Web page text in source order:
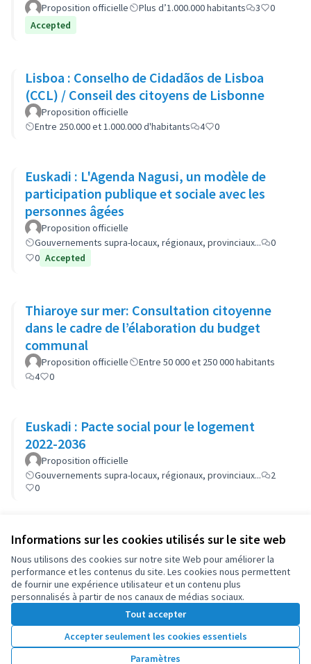
Informations sur les cookies utilisés sur le site web
Nous utilisons des cookies sur notre site Web pour améliorer la
performance et les contenus du site. Les cookies nous permettent
de fournir une expérience utilisateur et un contenu plus
personnalisés à partir de nos canaux de médias sociaux.
Tout accepter
Accepter seulement les cookies essentiels
Paramètres
Proposition officielle Plus d’1.000.000 habitants 3
0
Accepted
Lisboa : Conselho de Cidadãos de Lisboa
(CCL) / Conseil des citoyens de Lisbonne
Proposition officielle
Entre 250.000 et 1.000.000 d'habitants
4 0
Euskadi : L'Agenda Nagusi, un modèle de
participation publique et sociale avec les
personnes âgées
Proposition officielle
Gouvernements supra-locaux, régionaux, provinciaux...
0
0 Accepted
Thiaroye sur mer: Consultation citoyenne
dans le cadre de l’élaboration du budget
communal
Proposition officielle
Entre 50 000 et 250 000 habitants
4
0
Euskadi : Pacte social pour le logement
2022-2036
Proposition officielle
Gouvernements supra-locaux, régionaux, provinciaux...
2
0
Conditions d'utilisation
Paramètres des cookies
OIDP sur X
(Lien externe)
OIDP sur Facebook
(Lien externe)
OIDP sur YouTube
(Lien externe)
Français
Choose languageChoisir la langueElegir el idioma
Licence
(Lien